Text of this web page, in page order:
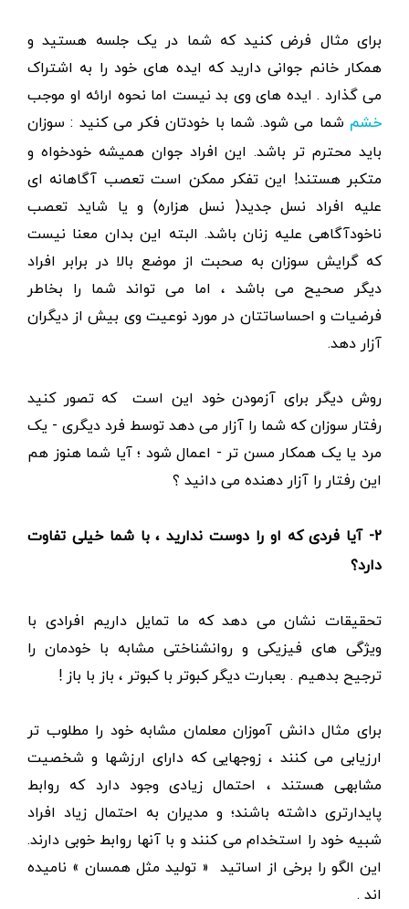
برای مثال فرض کنید که شما در یک جلسه هستید و
همکار خانم جوانی دارید که ایده های خود را به اشتراک
می گذارد . ایده های وی بد نیست اما نحوه ارائه او موجب
خشم شما می شود‌. شما با خودتان فکر می کنید : سوزان
باید محترم تر باشد. این افراد جوان همیشه خودخواه و
متکبر هستند! این تفکر ممکن است تعصب آگاهانه ای
علیه افراد نسل جدید( نسل هزاره) و یا شاید تعصب
ناخودآگاهی علیه زنان باشد. البته این بدان معنا نیست
که گرایش سوزان به صحبت از موضع بالا در برابر افراد
دیگر صحیح می باشد ، اما می تواند شما را بخاطر
فرضیات و احساساتتان در مورد نوعیت وی بیش از دیگران
آزار دهد.
روش دیگر برای آزمودن خود این است که تصور کنید
رفتار سوزان که شما را آزار می دهد توسط فرد دیگری - یک
مرد یا یک همکار مسن تر - اعمال شود ؛ آیا شما هنوز هم
این رفتار را آزار دهنده می دانید ؟
۲- آیا فردی که او را دوست ندارید ، با شما خیلی تفاوت
دارد؟
تحقیقات نشان می دهد که ما تمایل داریم افرادی با
ویژگی های فیزیکی و روانشناختی مشابه با خودمان را
ترجیح بدهیم . بعبارت دیگر کبوتر با کبوتر ، باز با باز !
برای مثال دانش آموزان معلمان مشابه خود را مطلوب تر
ارزیابی می کنند ، زوجهایی که دارای ارزشها و شخصیت
مشابهی هستند ، احتمال زیادی وجود دارد که روابط
پایدارتری داشته باشند؛ و مدیران به احتمال زیاد افراد
شبیه خود را استخدام می کنند و با آنها روابط خوبی دارند.
این الگو را برخی از اساتید « تولید مثل همسان » نامیده
اند .